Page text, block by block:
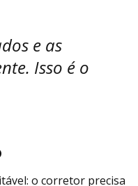
e as
Isso é o
o corretor precisa